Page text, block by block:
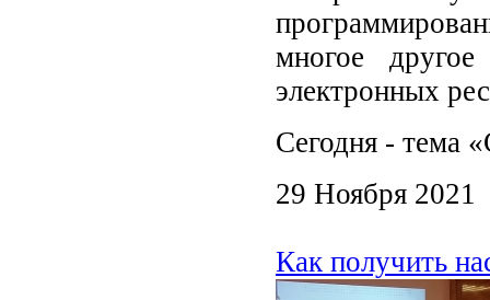
многое
электронных
Сегодня - тема
29 Ноября 2021
Как получить